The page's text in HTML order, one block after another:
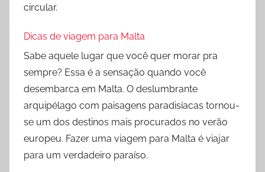
circular.
Dicas de viagem para Malta
Sabe aquele lugar que você quer morar pra
sempre? Essa é a sensação quando você
desembarca em Malta. O deslumbrante
arquipélago com paisagens paradisíacas tornou-
se um dos destinos mais procurados no verão
europeu. Fazer uma viagem para Malta é viajar
para um verdadeiro paraíso.